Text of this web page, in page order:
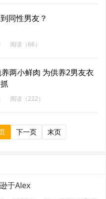
同性男友？
阅读（66）
两小鲜肉 为供养2男友衣
阅读（222）
下一页 末页
于Alex